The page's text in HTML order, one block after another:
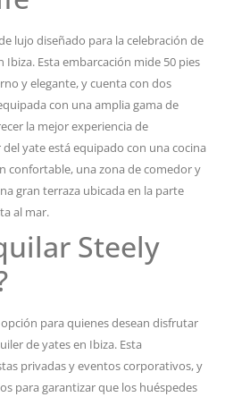
lujo diseñado para la celebración de
Ibiza. Esta embarcación mide 50 pies
y elegante, y cuenta con dos
con una amplia gama de
la mejor experiencia de
yate está equipado con una cocina
confortable, una zona de comedor y
gran terraza ubicada en la parte
al mar.
Steely
para quienes desean disfrutar
de yates en Ibiza. Esta
privadas y eventos corporativos, y
para garantizar que los huéspedes